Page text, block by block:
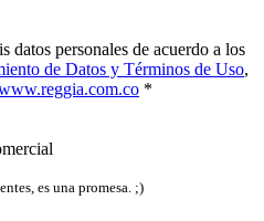
datos personales de acuerdo a los
de Datos y Términos de Uso,
*
es una promesa. ;)